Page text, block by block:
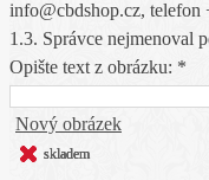
info@cbdshop.cz, telefon
1.3. Správce nejmenoval
Opište text z obrázku: *
Nový obrázek
skladem
skladem
skladem